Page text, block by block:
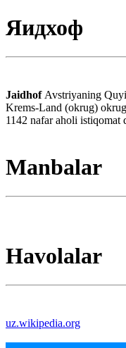
Яидхоф
Jaidhof Avstriyaning
Krems-Land (okrug)
1142 nafar aholi istiqomat
Manbalar
Havolalar
uz.wikipedia.org